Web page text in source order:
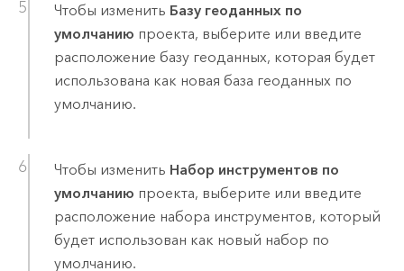
Чтобы изменить Базу геоданных по
умолчанию проекта, выберите или введите
расположение базу геоданных, которая будет
использована как новая база геоданных по
умолчанию.
Чтобы изменить Набор инструментов по
умолчанию проекта, выберите или введите
расположение набора инструментов, который
будет использован как новый набор по
умолчанию.